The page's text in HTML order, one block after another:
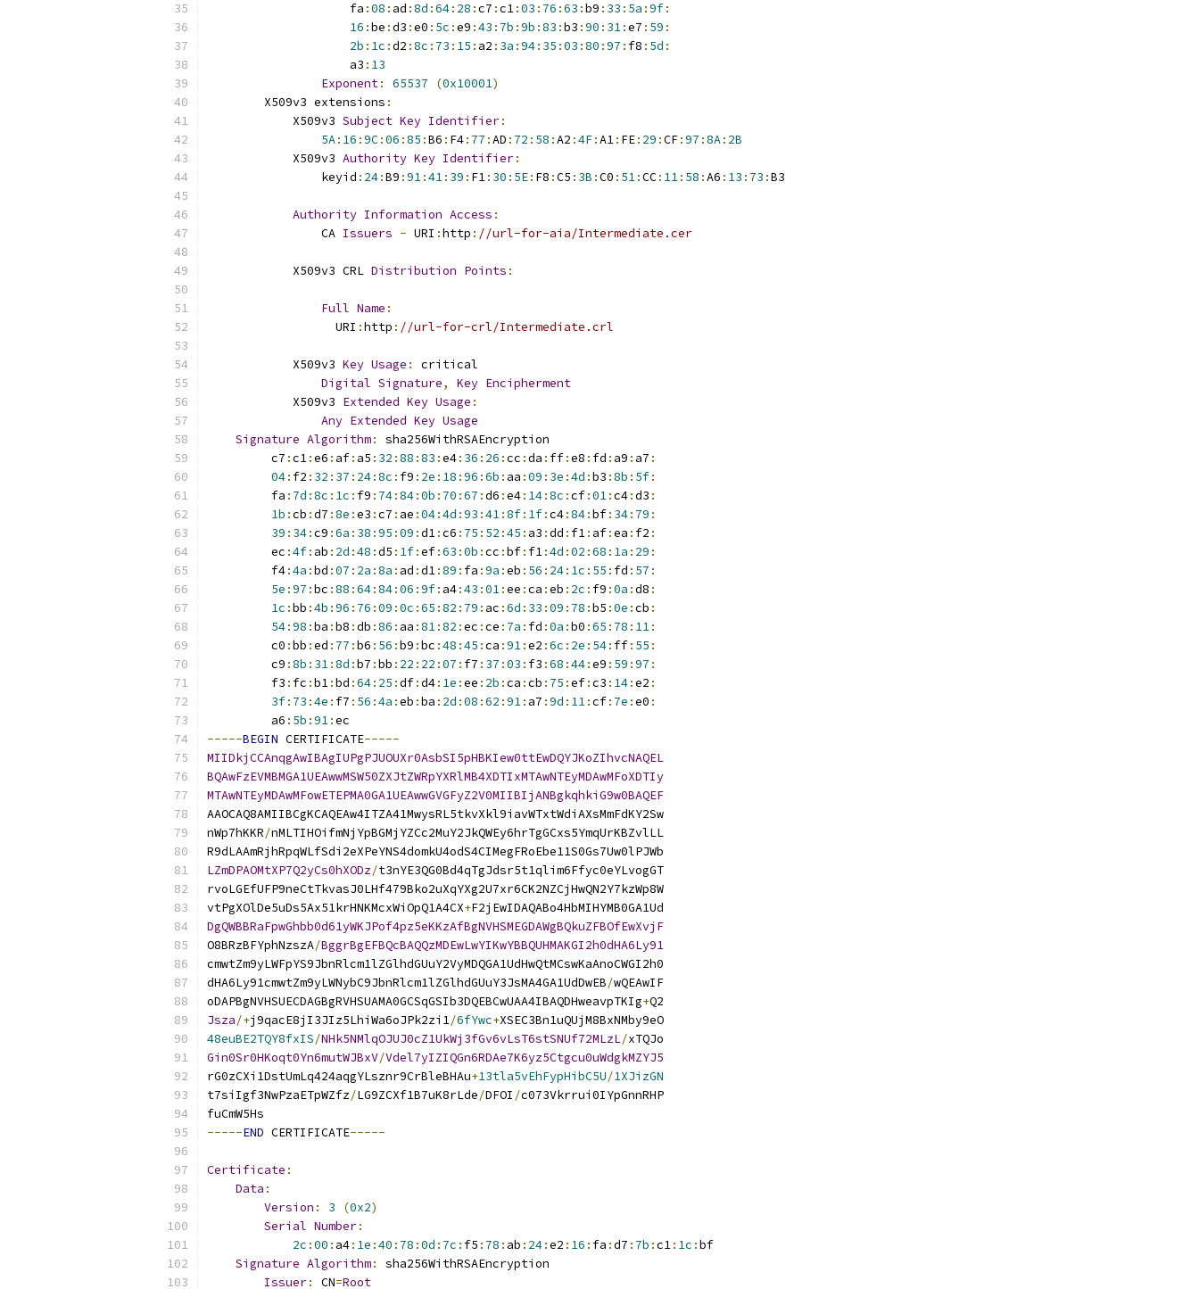
                    fa
:08 : ad :8d :64: 28 :c7 :c1:03 : 76 :63 :b9 : 33 : 5a :9f:
16 :be :d3 :e0 : 5c :e9 :43 : 7b :9b :83 :b3 :90 : 31:e7 : 59 :
2b : 1c :d2 :8c : 73 : 15 : a2 : 3a :94: 35 :03 :80 :97 : f8 : 5d :
                    a3
: 13
Exponent: 65537 (0x10001)
        X509v3 extensions
:
            X509v3
Subject Key Identifier:
5A: 16 :9C:06 :85 :B6 : F4: 77 :AD : 72 : 58 :A2 :4F:A1: FE: 29 :CF:97 :8A: 2B
            X509v3
Authority Key Identifier:
                keyid
: 24:B9 :91:41: 39 : F1: 30 : 5E: F8 :C5 : 3B :C0 : 51:CC: 11: 58 :A6 : 13 : 73 :B3
Authority Information Access :
                CA
Issuers - URI :http : //url-for-aia/Intermediate.cer
            X509v3 CRL
Distribution Points :
Full Name :
                  URI
:http : //url-for-crl/Intermediate.crl
            X509v3
Key Usage :
critical
Digital Signature, Key Encipherment
            X509v3
Extended Key Usage :
Any Extended Key Usage
Signature Algorithm:
sha256WithRSAEncryption
         c7
:c1:e6 : af: a5 : 32 :88 :83 :e4: 36 : 26 :cc :da : ff:e8 : fd : a9 : a7 :
04: f2 : 32 : 37 : 24:8c : f9 : 2e : 18 :96 :6b : aa :09 : 3e :4d :b3 :8b : 5f:
         fa
: 7d :8c : 1c : f9 : 74:84:0b : 70 :67 :d6 :e4: 14:8c :cf:01:c4:d3 :
1b :cb :d7 :8e :e3 :c7 : ae :04:4d :93 :41:8f: 1f:c4:84:bf: 34: 79 :
39 : 34:c9 :6a : 38 :95 :09 :d1:c6 : 75 : 52 :45 : a3 :dd : f1: af:ea : f2 :
         ec
:4f: ab : 2d :48 :d5 : 1f:ef:63 :0b :cc :bf: f1:4d :02 :68 : 1a : 29 :
         f4
:4a :bd :07 : 2a :8a : ad :d1:89 : fa :9a :eb : 56 : 24: 1c : 55 : fd : 57 :
5e :97 :bc :88 :64:84:06 :9f: a4:43 :01:ee :ca :eb : 2c : f9 :0a :d8 :
1c :bb :4b :96 : 76 :09 :0c :65 :82 : 79 : ac :6d : 33 :09 : 78 :b5 :0e :cb :
54:98 :ba :b8 :db :86 : aa :81:82 :ec :ce : 7a : fd :0a :b0 :65 : 78 : 11:
         c0
:bb :ed : 77 :b6 : 56 :b9 :bc :48 :45 :ca :91:e2 :6c : 2e : 54: ff: 55 :
         c9
:8b : 31:8d :b7 :bb : 22 : 22 :07 : f7 : 37 :03 : f3 :68 :44:e9 : 59 :97 :
         f3
: fc :b1:bd :64: 25 :df:d4: 1e :ee : 2b :ca :cb : 75 :ef:c3 : 14:e2 :
3f: 73 :4e : f7 : 56 :4a :eb :ba : 2d :08 :62 :91: a7 :9d : 11:cf: 7e :e0 :
         a6
: 5b :91:ec
-----BEGIN CERTIFICATE-----
MIIDkjCCAnqgAwIBAgIUPgPJUOUXr0AsbSI5pHBKIew0ttEwDQYJKoZIhvcNAQEL
BQAwFzEVMBMGA1UEAwwMSW50ZXJtZWRpYXRlMB4XDTIxMTAwNTEyMDAwMFoXDTIy
MTAwNTEyMDAwMFowETEPMA0GA1UEAwwGVGFyZ2V0MIIBIjANBgkqhkiG9w0BAQEF
AAOCAQ8AMIIBCgKCAQEAw4ITZA41MwysRL5tkvXkl9iavWTxtWdiAXsMmFdKY2Sw
nWp7hKKR/nMLTIHOifmNjYpBGMjYZCc2MuY2JkQWEy6hrTgGCxs5YmqUrKBZvlLL
R9dLAAmRjhRpqWLfSdi2eXPeYNS4domkU4odS4CIMegFRoEbe11S0Gs7Uw0lPJWb
LZmDPAOMtXP7Q2yCs0hXODz/t3nYE3QG0Bd4qTgJdsr5t1qlim6Ffyc0eYLvogGT
rvoLGEfUFP9neCtTkvasJ0LHf479Bko2uXqYXg2U7xr6CK2NZCjHwQN2Y7kzWp8W
vtPgXOlDe5uDs5Ax51krHNKMcxWiOpQ1A4CX+F2jEwIDAQABo4HbMIHYMB0GA1Ud
DgQWBBRaFpwGhbb0d61yWKJPof4pz5eKKzAfBgNVHSMEGDAWgBQkuZFBOfEwXvjF
O8BRzBFYphNzszA/BggrBgEFBQcBAQQzMDEwLwYIKwYBBQUHMAKGI2h0dHA6Ly91
cmwtZm9yLWFpYS9JbnRlcm1lZGlhdGUuY2VyMDQGA1UdHwQtMCswKaAnoCWGI2h0
dHA6Ly91cmwtZm9yLWNybC9JbnRlcm1lZGlhdGUuY3JsMA4GA1UdDwEB/wQEAwIF
oDAPBgNVHSUECDAGBgRVHSUAMA0GCSqGSIb3DQEBCwUAA4IBAQDHweavpTKIg+Q2
Jsza/+j9qacE8jI3JIz5LhiWa6oJPk2zi1/6fYwc+XSEC3Bn1uQUjM8BxNMby9eO
48euBE2TQY8fxIS/NHk5NMlqOJUJ0cZ1UkWj3fGv6vLsT6stSNUf72MLzL/xTQJo
Gin0Sr0HKoqt0Yn6mutWJBxV/Vdel7yIZIQGn6RDAe7K6yz5Ctgcu0uWdgkMZYJ5
rG0zCXi1DstUmLq424aqgYLsznr9CrBleBHAu+13tla5vEhFypHibC5U/1XJizGN
t7siIgf3NwPzaETpWZfz/LG9ZCXf1B7uK8rLde/DFOI /c073Vkrrui0IYpGnnRHP
fuCmW5Hs
-----END CERTIFICATE-----
Certificate :
Data :
Version : 3 (0x2)
Serial Number:
2c :00 : a4: 1e :40 : 78 :0d : 7c : f5 : 78 : ab : 24:e2 : 16 : fa :d7 : 7b :c1: 1c :bf
Signature Algorithm:
sha256WithRSAEncryption
Issuer: CN=Root